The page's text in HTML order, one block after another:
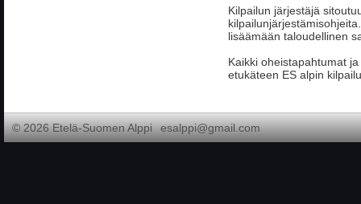
Kilpailun järjestäjä
lisäämään taloudellinen
Kaikki oheistapahtumat
etukäteen ES alpin
©2026 Etelä-Suomen Alppi esalppi@gmail.com